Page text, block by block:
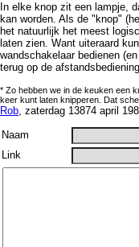
In elke knop zit een lampje,
kan worden. Als de "knop"
het natuurlijk het meest
laten zien. Want uiteraard
wandschakelaar bedienen
terug op de
* Zo hebben we in de keuken een
keer kunt laten knipperen. Dat
Rob, zaterdag 13874 april
Naam
Link